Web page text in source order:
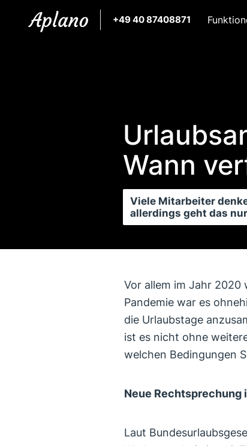
+49 40 87408871
Wann
Viele Mitarbeiter
allerdings geht das
Vor allem im Jahr 2020
Pandemie war es
die Urlaubstage
ist es nicht ohne
welchen Bedingungen
Neue Rechtsprechung
Laut